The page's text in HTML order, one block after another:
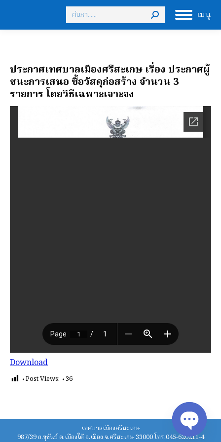
เมนู
Search:
ประกาศเทศบาลเมืองศรีสะเกษ เรื่อง ประกาศผู้
ชนะการเสนอ ซื้อวัสดุก่อสร้าง จำนวน 3
รายการ โดยวิธีเฉพาะเจาะจง
Download
Post Views: 36
เทศบาลเมืองศรีสะเกษ
987/39 ถ.ขุขันธ์ ต.เมืองใต้ อ.เมือง จ.ศรีสะเกษ 33000 โทร.045-620211-4
Open